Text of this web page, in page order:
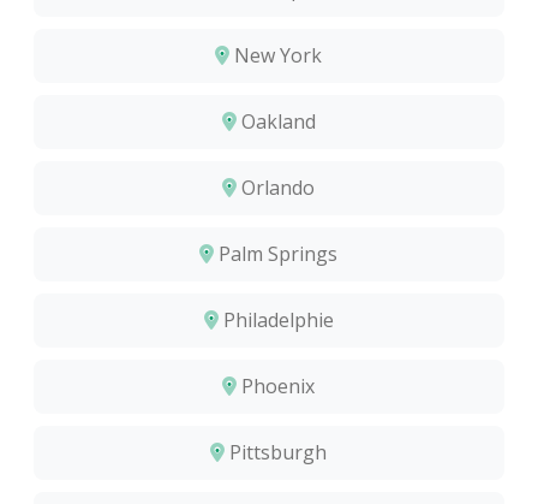
New York
Oakland
Orlando
Palm Springs
Philadelphie
Phoenix
Pittsburgh